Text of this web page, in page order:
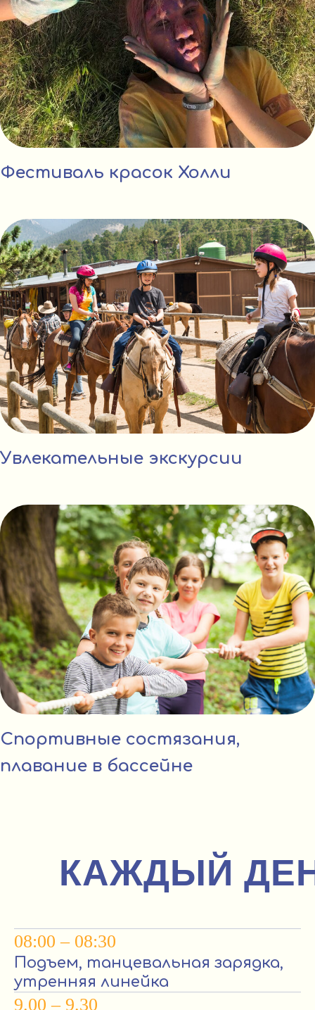
Фестиваль красок Холли
Увлекательные экскурсии
Спортивные состязания,
плавание в бассейне
КАЖДЫЙ
08:00 – 08:30
Подъем, танцевальная зарядка,
утренняя линейка
9.00 – 9.30